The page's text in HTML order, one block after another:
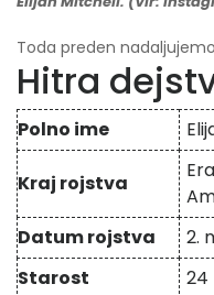
Toda preden
Hitra
Polno ime
Kraj rojstva
Datum rojstva
2.
Starost
24